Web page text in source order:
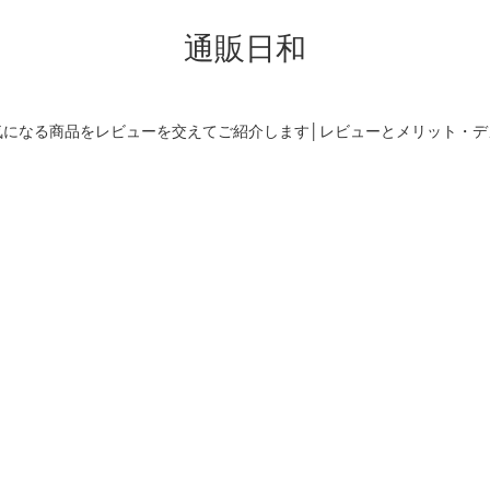
通販日和
なる商品をレビューを交えてご紹介します│レビューとメリット・